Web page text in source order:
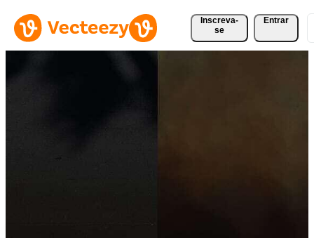
Inscreva-
se
Entrar